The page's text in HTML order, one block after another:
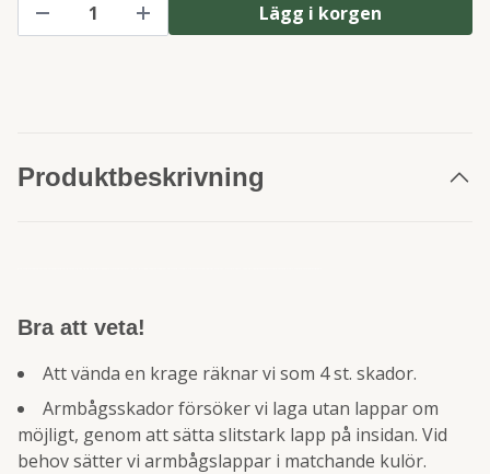
Lägg i korgen
Produktbeskrivning
Bra att veta!
Att vända en krage räknar vi som 4 st. skador.
Armbågsskador försöker vi laga utan lappar om
möjligt, genom att sätta slitstark lapp på insidan. Vid
behov sätter vi armbågslappar i matchande kulör.